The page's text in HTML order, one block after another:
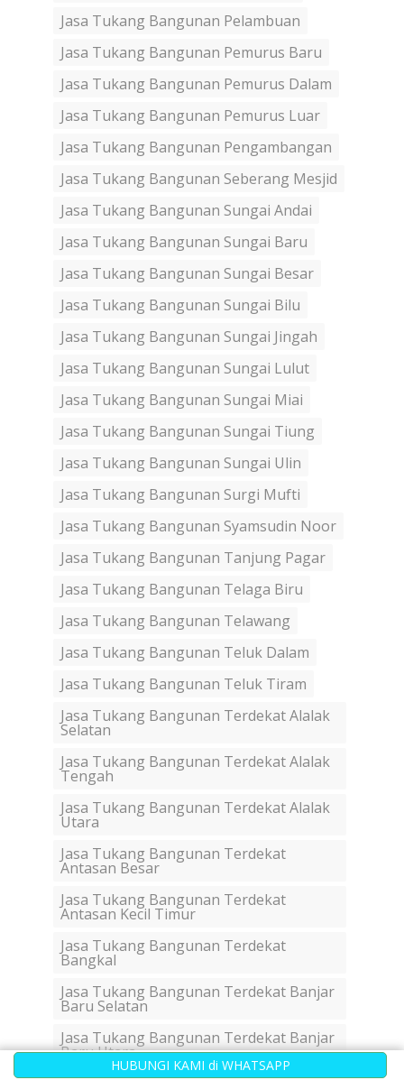
HUBUNGI KAMI di WHATSAPP
Jasa Tukang Bangunan Pelambuan
Jasa Tukang Bangunan Pemurus Baru
Jasa Tukang Bangunan Pemurus Dalam
Jasa Tukang Bangunan Pemurus Luar
Jasa Tukang Bangunan Pengambangan
Jasa Tukang Bangunan Seberang Mesjid
Jasa Tukang Bangunan Sungai Andai
Jasa Tukang Bangunan Sungai Baru
Jasa Tukang Bangunan Sungai Besar
Jasa Tukang Bangunan Sungai Bilu
Jasa Tukang Bangunan Sungai Jingah
Jasa Tukang Bangunan Sungai Lulut
Jasa Tukang Bangunan Sungai Miai
Jasa Tukang Bangunan Sungai Tiung
Jasa Tukang Bangunan Sungai Ulin
Jasa Tukang Bangunan Surgi Mufti
Jasa Tukang Bangunan Syamsudin Noor
Jasa Tukang Bangunan Tanjung Pagar
Jasa Tukang Bangunan Telaga Biru
Jasa Tukang Bangunan Telawang
Jasa Tukang Bangunan Teluk Dalam
Jasa Tukang Bangunan Teluk Tiram
Jasa Tukang Bangunan Terdekat Alalak
Selatan
Jasa Tukang Bangunan Terdekat Alalak
Tengah
Jasa Tukang Bangunan Terdekat Alalak
Utara
Jasa Tukang Bangunan Terdekat
Antasan Besar
Jasa Tukang Bangunan Terdekat
Antasan Kecil Timur
Jasa Tukang Bangunan Terdekat
Bangkal
Jasa Tukang Bangunan Terdekat Banjar
Baru Selatan
Jasa Tukang Bangunan Terdekat Banjar
Baru Utara